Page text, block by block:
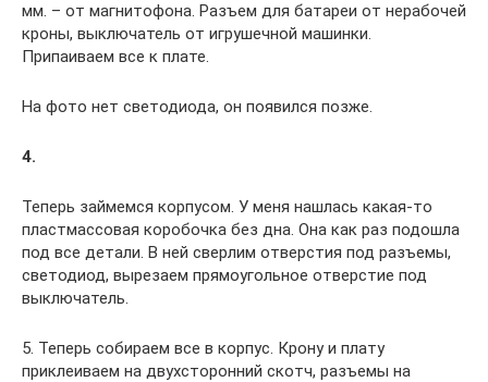
мм. – от магнитофона. Разъем для батареи от нерабочей
кроны, выключатель от игрушечной машинки.
Припаиваем все к плате.
На фото нет светодиода, он появился позже.
4.
Теперь займемся корпусом. У меня нашлась какая-то
пластмассовая коробочка без дна. Она как раз подошла
под все детали. В ней сверлим отверстия под разъемы,
светодиод, вырезаем прямоугольное отверстие под
выключатель.
5. Теперь собираем все в корпус. Крону и плату
приклеиваем на двухсторонний скотч, разъемы на